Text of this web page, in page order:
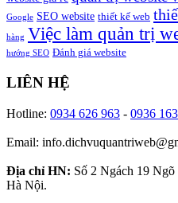
Google SEO website thiết kế web
hàng Việc làm quản trị
hướng SEO Đánh giá website
LIÊN HỆ
Hotline: 0934 626 963 - 0936
Email:
Địa chỉ HN: Số 2 Ngách 19
Hà Nội.